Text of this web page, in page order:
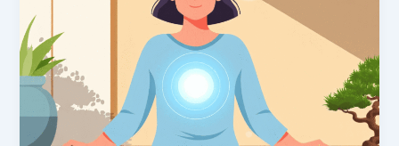
stress